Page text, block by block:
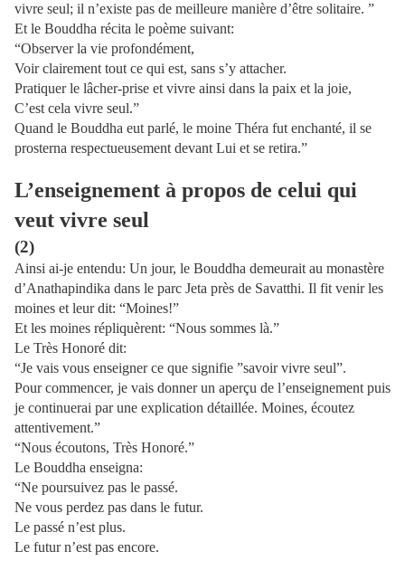
vivre seul; il n’existe pas de meilleure manière d’être solitaire. ”
Et le Bouddha récita le poème suivant:
“Observer la vie profondément,
Voir clairement tout ce qui est, sans s’y attacher.
Pratiquer le lâcher-prise et vivre ainsi dans la paix et la joie,
C’est cela vivre seul.”
Quand le Bouddha eut parlé, le moine Théra fut enchanté, il se
prosterna respectueusement devant Lui et se retira.”
L’enseignement à propos de celui qui
veut vivre seul
(2)
Ainsi ai-je entendu: Un jour, le Bouddha demeurait au monastère
d’Anathapindika dans le parc Jeta près de Savatthi. Il fit venir les
moines et leur dit: “Moines!”
Et les moines répliquèrent: “Nous sommes là.”
Le Très Honoré dit:
“Je vais vous enseigner ce que signifie ”savoir vivre seul”.
Pour commencer, je vais donner un aperçu de l’enseignement puis
je continuerai par une explication détaillée. Moines, écoutez
attentivement.”
“Nous écoutons, Très Honoré.”
Le Bouddha enseigna:
“Ne poursuivez pas le passé.
Ne vous perdez pas dans le futur.
Le passé n’est plus.
Le futur n’est pas encore.